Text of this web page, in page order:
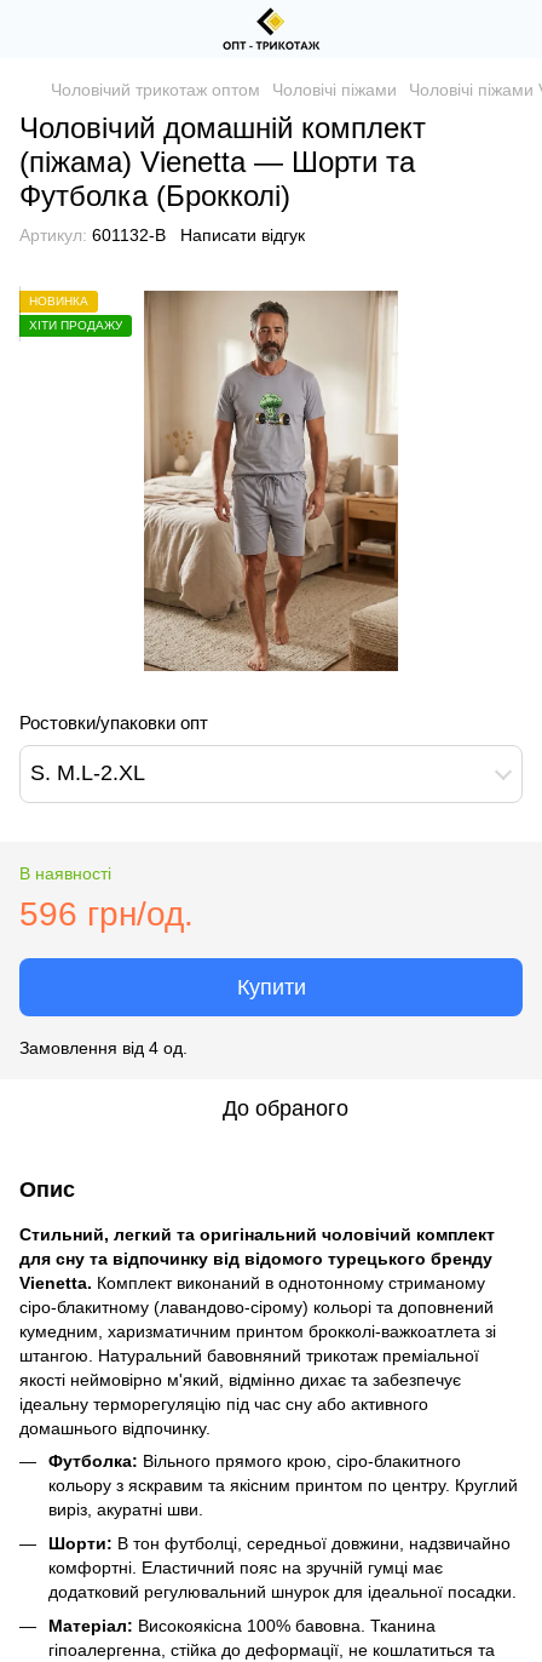
Чоловічий трикотаж оптом Чоловічі піжами Чоловічі
Чоловічий домашній комплект
(піжама) Vienetta — Шорти та
Футболка (Брокколі)
Артикул: 601132-B Написати відгук
НОВИНКА
ХІТИ ПРОДАЖУ
Ростовки/упаковки опт
S. M.L-2.XL
В наявності
596 грн/од.
Купити
Замовлення від 4 од.
До обраного
Опис
Стильний, легкий та оригінальний чоловічий комплект
для сну та відпочинку від відомого турецького бренду
Vienetta. Комплект виконаний в однотонному стриманому
сіро-блакитному (лавандово-сірому) кольорі та доповнений
кумедним, харизматичним принтом брокколі-важкоатлета зі
штангою. Натуральний бавовняний трикотаж преміальної
якості неймовірно м'який, відмінно дихає та забезпечує
ідеальну терморегуляцію під час сну або активного
домашнього відпочинку.
Футболка: Вільного прямого крою, сіро-блакитного
кольору з яскравим та якісним принтом по центру. Круглий
виріз, акуратні шви.
Шорти: В тон футболці, середньої довжини, надзвичайно
комфортні. Еластичний пояс на зручній гумці має
додатковий регулювальний шнурок для ідеальної посадки.
Матеріал: Високоякісна 100% бавовна. Тканина
гіпоалергенна, стійка до деформації, не кошлатиться та